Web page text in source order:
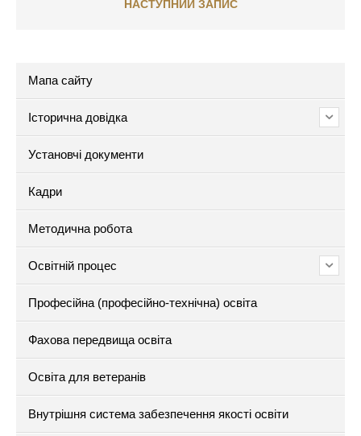
НАСТУПНИЙ ЗАПИС
Мапа сайту
Історична довідка
Установчі документи
Кадри
Методична робота
Освітній процес
Професійна (професійно-технічна) освіта
Фахова передвища освіта
Освіта для ветеранів
Внутрішня система забезпечення якості освіти